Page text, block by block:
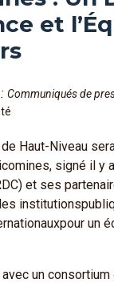
et
Communiqués de
Haut-Niveau
signé il y
et ses
un
un